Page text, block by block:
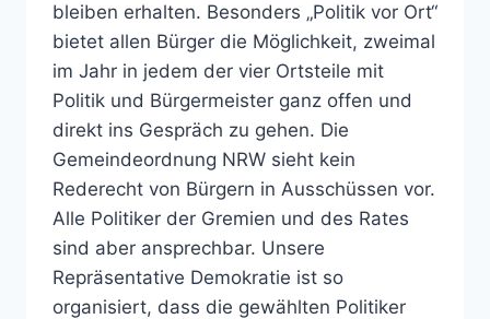
bleiben erhalten. Besonders „Politik vor Ort“
bietet allen Bürger die Möglichkeit, zweimal
im Jahr in jedem der vier Ortsteile mit
Politik und Bürgermeister ganz offen und
direkt ins Gespräch zu gehen. Die
Gemeindeordnung NRW sieht kein
Rederecht von Bürgern in Ausschüssen vor.
Alle Politiker der Gremien und des Rates
sind aber ansprechbar. Unsere
Repräsentative Demokratie ist so
organisiert, dass die gewählten Politiker